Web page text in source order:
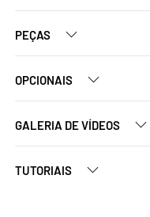
PEÇAS
OPCIONAIS
GALERIA DE VÍDEOS
TUTORIAIS